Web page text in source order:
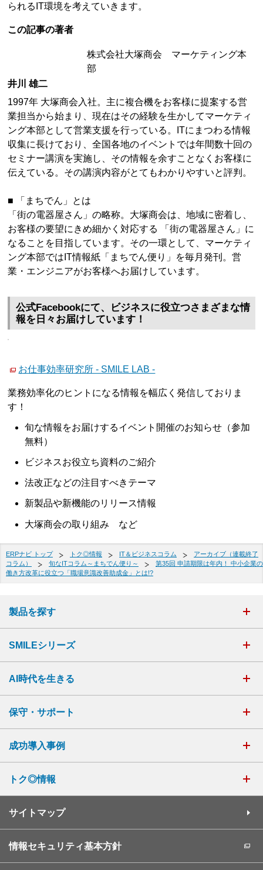
られるIT環境を考えていきます。
この記事の著者
株式会社大塚商会 マーケティング本
部
井川 雄二
1997年 大塚商会入社。主に複合機をお客様に提案する営
業担当から始まり、現在はその経験を生かしてマーケティ
ング本部として営業支援を行っている。ITにまつわる情報
収集に長けており、全国各地のイベントでは年間数十回の
セミナー講演を実施し、その情報を余すことなくお客様に
伝えている。その講演内容がとてもわかりやすいと評判。
■ 「まちでん」とは
「街の電器屋さん」の略称。大塚商会は、地域に密着し、
お客様の要望にきめ細かく対応する 「街の電器屋さん」に
なることを目指しています。その一環として、マーケティ
ング本部ではIT情報紙「まちでん便り」を毎月発刊。営
業・エンジニアがお客様へお届けしています。
公式Facebookにて、ビジネスに役立つさまざまな情
報を日々お届けしています！
お仕事効率研究所 - SMILE LAB -
業務効率化のヒントになる情報を幅広く発信しておりま
す！
旬な情報をお届けするイベント開催のお知らせ（参加
無料）
ビジネスお役立ち資料のご紹介
法改正などの注目すべきテーマ
新製品や新機能のリリース情報
大塚商会の取り組み など
ERPナビ トップ トク◎情報 IT＆ビジネスコラム
アーカイブ（連載終了
コラム）
旬なITコラム～まちでん便り～
第35回 申請期限は年内！ 中小企業の
働き方改革に役立つ「職場意識改善助成金」とは!?
製品を探す
SMILEシリーズ
AI時代を生きる
保守・サポート
成功導入事例
トク◎情報
サイトマップ
情報セキュリティ基本方針